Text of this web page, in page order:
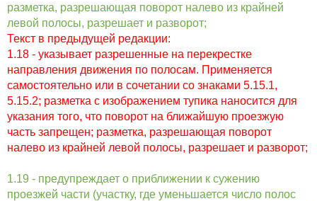
разметка, разрешающая поворот налево из крайней
левой полосы, разрешает и разворот;
Текст в предыдущей редакции:
1.18 - указывает разрешенные на перекрестке
направления движения по полосам. Применяется
самостоятельно или в сочетании со знаками 5.15.1,
5.15.2; разметка с изображением тупика наносится для
указания того, что поворот на ближайшую проезжую
часть запрещен; разметка, разрешающая поворот
налево из крайней левой полосы, разрешает и разворот;
1.19 - предупреждает о приближении к сужению
проезжей части (участку, где уменьшается число полос